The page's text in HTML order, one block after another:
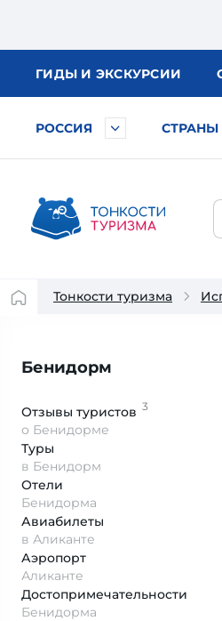
ГИДЫ И ЭКСКУРСИИ
РОССИЯ СТРАНЫ
Тонкости туризма
Бенидорм
Отзывы туристов 3
о Бенидорме
Туры
в Бенидорм
Отели
Бенидорма
Авиабилеты
в Аликанте
Аэропорт
Аликанте
Достопримеча­тельности
Бенидорма